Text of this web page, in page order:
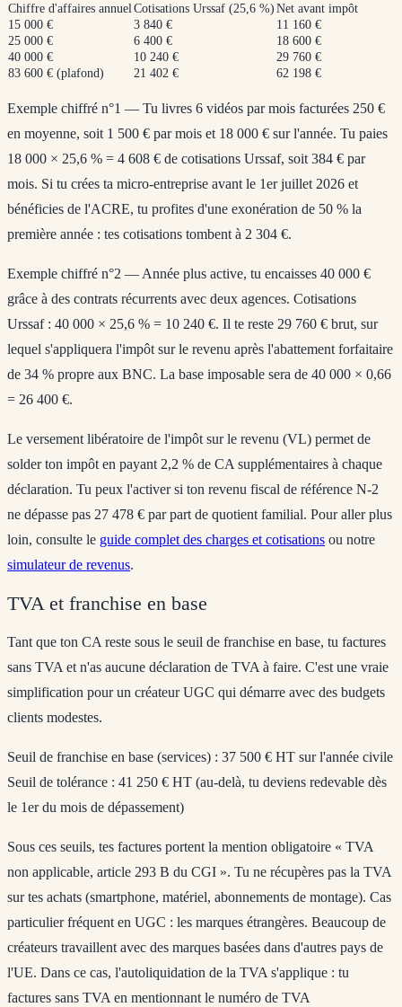
Chiffre d'affaires annuel Cotisations Urssaf (25,6 %) Net avant impôt
15 000 €
3 840 €
11 160 €
25 000 €
6 400 €
18 600 €
40 000 €
10 240 €
29 760 €
83 600 € (plafond)
21 402 € 62 198 €
Exemple chiffré n°1 — Tu livres 6 vidéos par mois facturées 250 €
en moyenne, soit 1 500 € par mois et 18 000 € sur l'année. Tu paies
18 000 × 25,6 % = 4 608 € de cotisations Urssaf, soit 384 € par
mois. Si tu crées ta micro-entreprise avant le 1er juillet 2026 et
bénéficies de l'ACRE, tu profites d'une exonération de 50 % la
première année : tes cotisations tombent à 2 304 €.
Exemple chiffré n°2 — Année plus active, tu encaisses 40 000 €
grâce à des contrats récurrents avec deux agences. Cotisations
Urssaf : 40 000 × 25,6 % = 10 240 €. Il te reste 29 760 € brut, sur
lequel s'appliquera l'impôt sur le revenu après l'abattement forfaitaire
de 34 % propre aux BNC. La base imposable sera de 40 000 × 0,66
= 26 400 €.
Le versement libératoire de l'impôt sur le revenu (VL) permet de
solder ton impôt en payant 2,2 % de CA supplémentaires à chaque
déclaration. Tu peux l'activer si ton revenu fiscal de référence N-2
ne dépasse pas 27 478 € par part de quotient familial. Pour aller plus
loin, consulte le guide complet des charges et cotisations ou notre
simulateur de revenus.
TVA et franchise en base
Tant que ton CA reste sous le seuil de franchise en base, tu factures
sans TVA et n'as aucune déclaration de TVA à faire. C'est une vraie
simplification pour un créateur UGC qui démarre avec des budgets
clients modestes.
Seuil de franchise en base (services) : 37 500 € HT sur l'année civile
Seuil de tolérance : 41 250 € HT (au-delà, tu deviens redevable dès
le 1er du mois de dépassement)
Sous ces seuils, tes factures portent la mention obligatoire « TVA
non applicable, article 293 B du CGI ». Tu ne récupères pas la TVA
sur tes achats (smartphone, matériel, abonnements de montage). Cas
particulier fréquent en UGC : les marques étrangères. Beaucoup de
créateurs travaillent avec des marques basées dans d'autres pays de
l'UE. Dans ce cas, l'autoliquidation de la TVA s'applique : tu
factures sans TVA en mentionnant le numéro de TVA